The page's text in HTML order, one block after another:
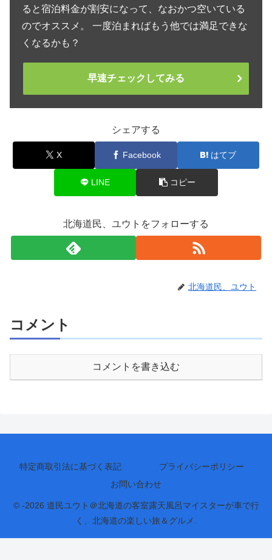
ると宿泊料金が割安になって、なおかつ空いている
のでオススメ。 一度泊まればもう他では満足できな
くなるかも？
早速チェックしてみる
シェアする
X Facebook はてブ
LINE コピー
北海道民、ユウトをフォローする
北海道民、ユウト
コメント
コメントを書き込む
特定商取引法に基づく表記
プライバシーポリシー
お問い合わせ
© -2026 道民ユウト＠北海道の客室露天風呂マイスターが車で行
く、北海道の楽しい旅＆グルメ.